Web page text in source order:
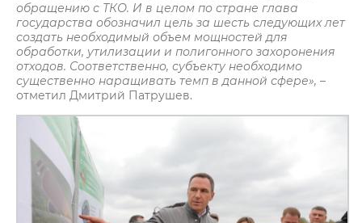
обращению с ТКО. И в целом по стране глава
государства обозначил цель за шесть следующих лет
создать необходимый объем мощностей для
обработки, утилизации и полигонного захоронения
отходов. Соответственно, субъекту необходимо
существенно наращивать темп в данной сфере», –
отметил Дмитрий Патрушев.